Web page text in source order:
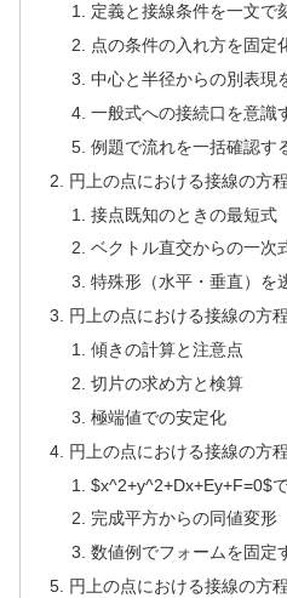
定義と接線条件を一文で
点の条件の入れ方を固定
中心と半径からの別表現
一般式への接続口を意識
例題で流れを一括確認す
円上の点における接線の方
接点既知のときの最短式
ベクトル直交からの一次
特殊形（水平・垂直）を
円上の点における接線の方
傾きの計算と注意点
切片の求め方と検算
極端値での安定化
円上の点における接線の方
$x^2+y^2+Dx+Ey+F=0$
完成平方からの同値変形
数値例でフォームを固定
円上の点における接線の方